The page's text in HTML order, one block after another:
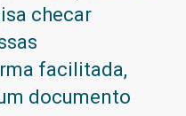
checar
facilitada,
documento